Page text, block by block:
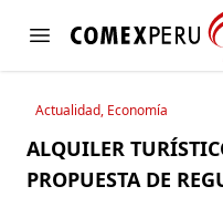
Open menu
https://
Actualidad, Economía
ALQUILER
PROPUESTA DE